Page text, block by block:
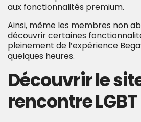
aux fonctionnalités premium.
Ainsi, même les membres non
découvrir certaines
pleinement de l’expérience
quelques heures.
Découvrir le
rencontre